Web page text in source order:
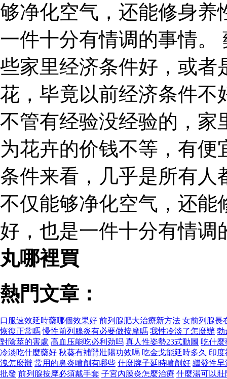
够净化空气，还能修身养
一件十分有情调的事情
些家里经济条件好，或者
花，毕竟以前经济条件不
不管有经验没经验的，家
为花卉的价钱不等，有
条件来看，几乎是所有人
不仅能够净化空气，还能
好，也是一件十分有情
丸哪裡買
熱門文章：
口服速效延時藥哪個效果好 前列腺肥大治療新方法 女前列腺長
恢復正常嗎 慢性前列腺炎有必要做按摩嗎 我性冷淡了怎麼辦 勃
對陰莖的害處 高血压能吃必利劲吗 真人性姿勢23式動圖 吃什
冷淡吃什麼藥好 秋葵有補腎壯陽功效嗎 吃金戈能延時多久 印
洩怎麼辦 常用的鼻炎噴劑有哪些 什麼牌子延時噴劑好 繼發性早
批發 前列腺按摩必須戴手套 子宮內膜炎怎麼治療 什麼湯可以壯